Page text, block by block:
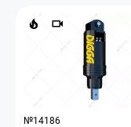
№14186